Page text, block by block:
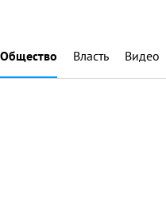
Общество Власть Видео